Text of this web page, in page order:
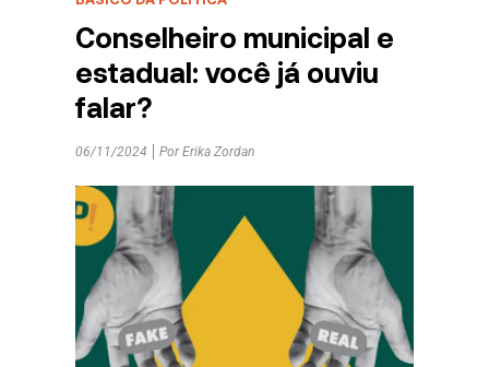
Conselheiro municipal e
estadual: você já ouviu
falar?
06/11/2024 Por Erika Zordan